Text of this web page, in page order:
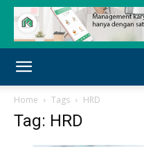
Home Tags HRD
Tag: HRD